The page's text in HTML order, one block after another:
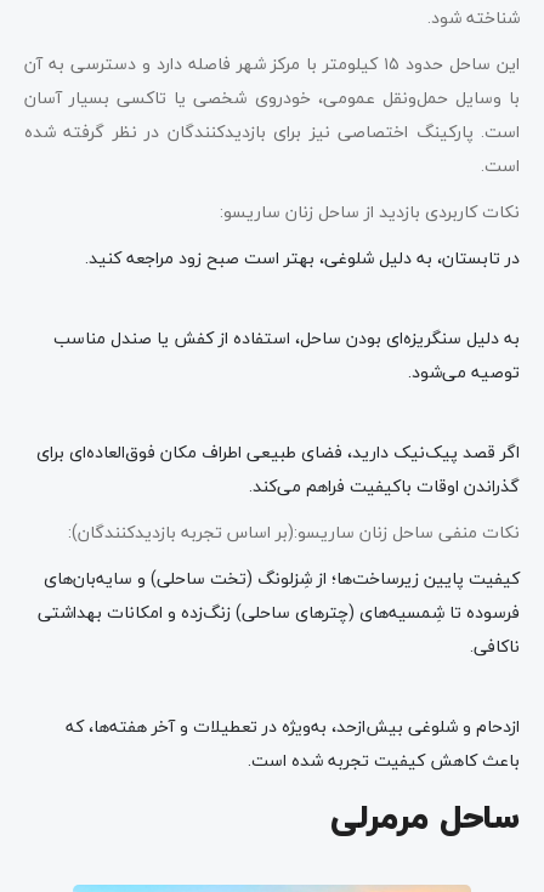
شناخته شود.
این ساحل حدود ۱۵ کیلومتر با مرکز شهر فاصله دارد و دسترسی به آن
با وسایل حمل‌ونقل عمومی، خودروی شخصی یا تاکسی بسیار آسان
است. پارکینگ اختصاصی نیز برای بازدیدکنندگان در نظر گرفته شده
است.
نکات کاربردی بازدید از ساحل زنان ساریسو:
در تابستان، به دلیل شلوغی، بهتر است صبح زود مراجعه کنید.
به دلیل سنگریزه‌ای بودن ساحل، استفاده از کفش یا صندل مناسب
توصیه می‌شود.
اگر قصد پیک‌نیک دارید، فضای طبیعی اطراف مکان فوق‌العاده‌ای برای
گذراندن اوقات باکیفیت فراهم می‌کند.
نکات منفی ساحل زنان ساریسو:(بر اساس تجربه بازدیدکنندگان):
کیفیت پایین زیرساخت‌ها؛ از شِزلونگ (تخت ساحلی) و سایه‌بان‌های
فرسوده تا شِمسیه‌های (چترهای ساحلی) زنگ‌زده و امکانات بهداشتی
ناکافی.
ازدحام و شلوغی بیش‌ازحد، به‌ویژه در تعطیلات و آخر هفته‌ها، که
باعث کاهش کیفیت تجربه شده است.
ساحل مرمرلی